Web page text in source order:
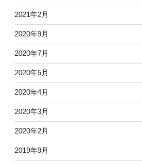
2021年2月
2020年9月
2020年7月
2020年5月
2020年4月
2020年3月
2020年2月
2019年9月